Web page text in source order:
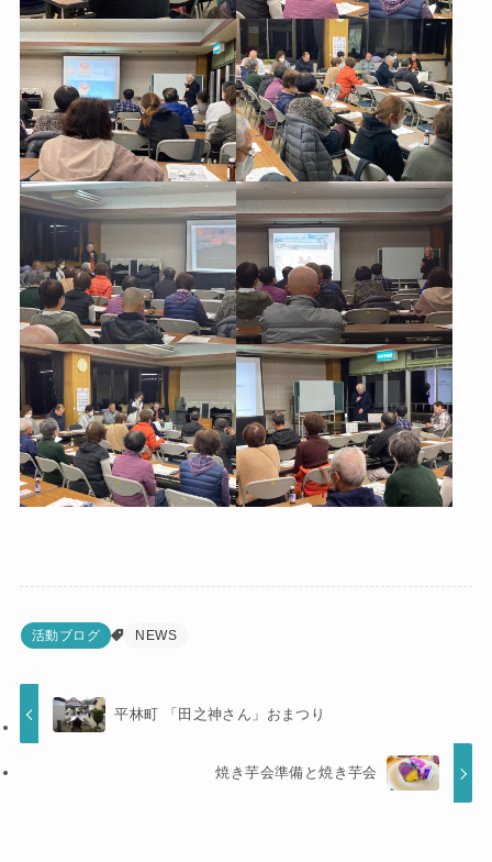
活動ブログ NEWS
平林町 「田之神さん」おまつり
焼き芋会準備と焼き芋会